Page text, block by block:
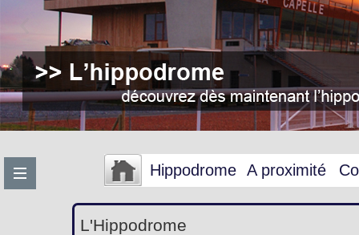
Hippodrome A proximité
L'Hippodrome